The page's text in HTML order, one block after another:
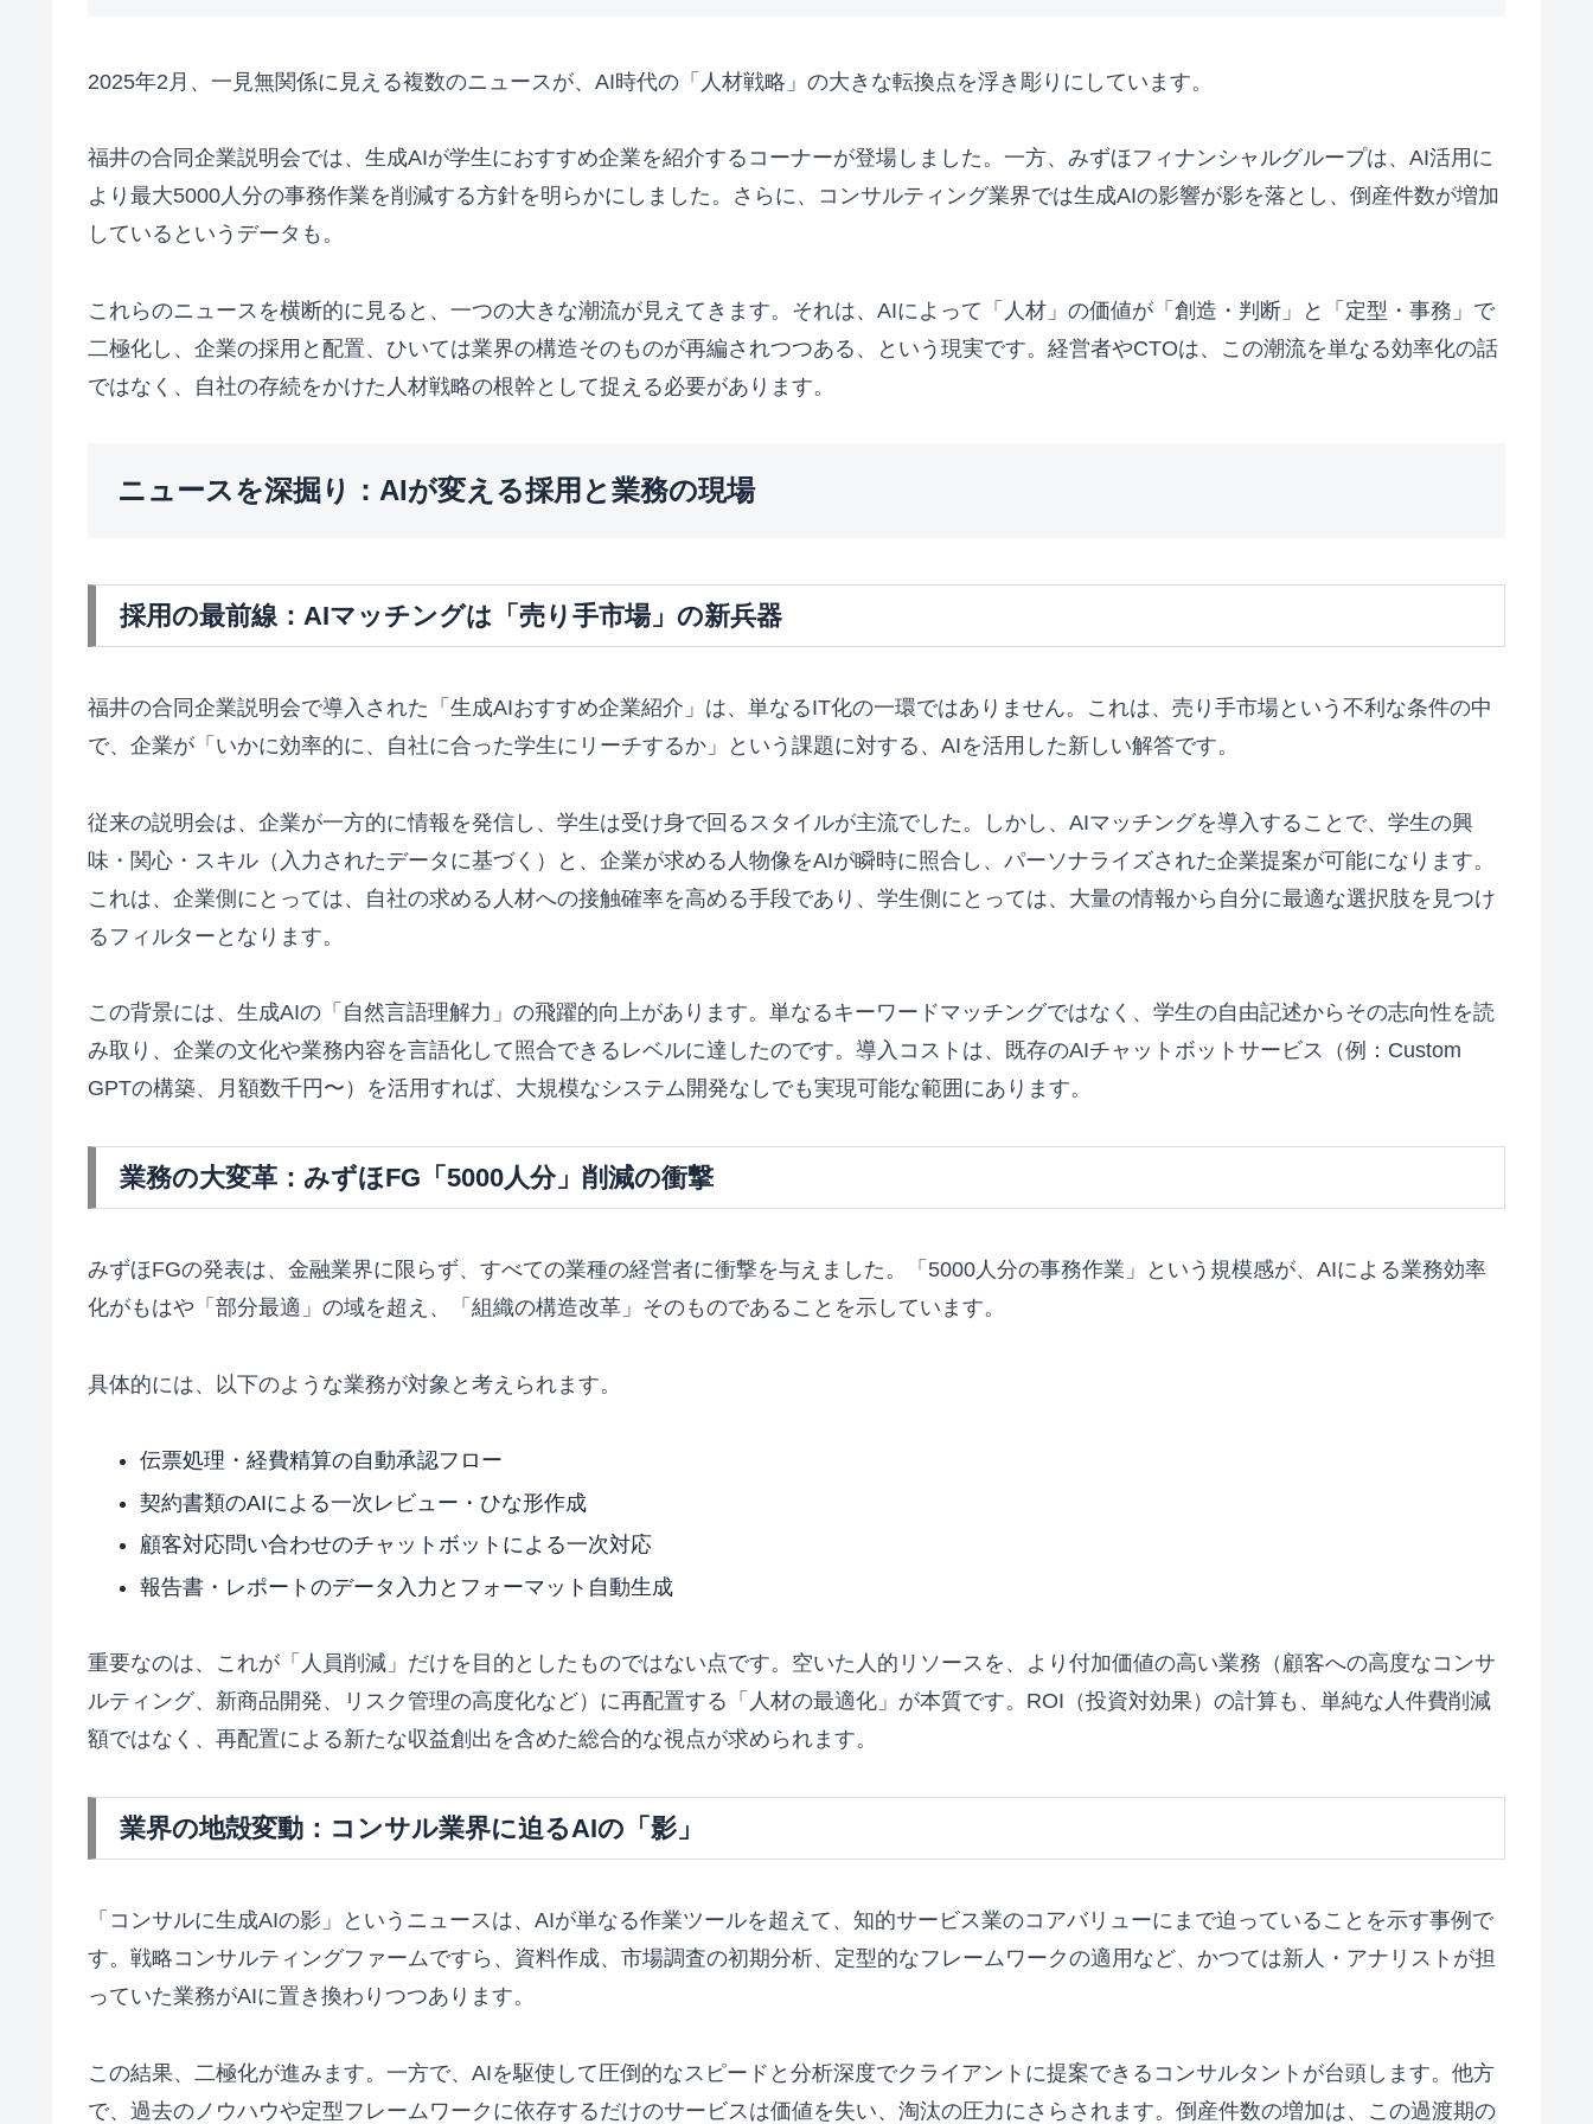
2025年2月、一見無関係に見える複数のニュースが、AI時代の「人材戦略」の大きな転換点を浮き彫りにしています。
福井の合同企業説明会では、生成AIが学生におすすめ企業を紹介するコーナーが登場しました。一方、みずほフィナンシャルグループは、AI活用に
より最大5000人分の事務作業を削減する方針を明らかにしました。さらに、コンサルティング業界では生成AIの影響が影を落とし、倒産件数が増加
しているというデータも。
これらのニュースを横断的に見ると、一つの大きな潮流が見えてきます。それは、AIによって「人材」の価値が「創造・判断」と「定型・事務」で
二極化し、企業の採用と配置、ひいては業界の構造そのものが再編されつつある、という現実です。経営者やCTOは、この潮流を単なる効率化の話
ではなく、自社の存続をかけた人材戦略の根幹として捉える必要があります。
ニュースを深掘り：AIが変える採用と業務の現場
採用の最前線：AIマッチングは「売り手市場」の新兵器
福井の合同企業説明会で導入された「生成AIおすすめ企業紹介」は、単なるIT化の一環ではありません。これは、売り手市場という不利な条件の中
で、企業が「いかに効率的に、自社に合った学生にリーチするか」という課題に対する、AIを活用した新しい解答です。
従来の説明会は、企業が一方的に情報を発信し、学生は受け身で回るスタイルが主流でした。しかし、AIマッチングを導入することで、学生の興
味・関心・スキル（入力されたデータに基づく）と、企業が求める人物像をAIが瞬時に照合し、パーソナライズされた企業提案が可能になります。
これは、企業側にとっては、自社の求める人材への接触確率を高める手段であり、学生側にとっては、大量の情報から自分に最適な選択肢を見つけ
るフィルターとなります。
この背景には、生成AIの「自然言語理解力」の飛躍的向上があります。単なるキーワードマッチングではなく、学生の自由記述からその志向性を読
み取り、企業の文化や業務内容を言語化して照合できるレベルに達したのです。導入コストは、既存のAIチャットボットサービス（例：Custom
GPTの構築、月額数千円〜）を活用すれば、大規模なシステム開発なしでも実現可能な範囲にあります。
業務の大変革：みずほFG「5000人分」削減の衝撃
みずほFGの発表は、金融業界に限らず、すべての業種の経営者に衝撃を与えました。「5000人分の事務作業」という規模感が、AIによる業務効率
化がもはや「部分最適」の域を超え、「組織の構造改革」そのものであることを示しています。
具体的には、以下のような業務が対象と考えられます。
伝票処理・経費精算の自動承認フロー
契約書類のAIによる一次レビュー・ひな形作成
顧客対応問い合わせのチャットボットによる一次対応
報告書・レポートのデータ入力とフォーマット自動生成
重要なのは、これが「人員削減」だけを目的としたものではない点です。空いた人的リソースを、より付加価値の高い業務（顧客への高度なコンサ
ルティング、新商品開発、リスク管理の高度化など）に再配置する「人材の最適化」が本質です。ROI（投資対効果）の計算も、単純な人件費削減
額ではなく、再配置による新たな収益創出を含めた総合的な視点が求められます。
業界の地殻変動：コンサル業界に迫るAIの「影」
「コンサルに生成AIの影」というニュースは、AIが単なる作業ツールを超えて、知的サービス業のコアバリューにまで迫っていることを示す事例で
す。戦略コンサルティングファームですら、資料作成、市場調査の初期分析、定型的なフレームワークの適用など、かつては新人・アナリストが担
っていた業務がAIに置き換わりつつあります。
この結果、二極化が進みます。一方で、AIを駆使して圧倒的なスピードと分析深度でクライアントに提案できるコンサルタントが台頭します。他方
で、過去のノウハウや定型フレームワークに依存するだけのサービスは価値を失い、淘汰の圧力にさらされます。倒産件数の増加は、この過渡期の